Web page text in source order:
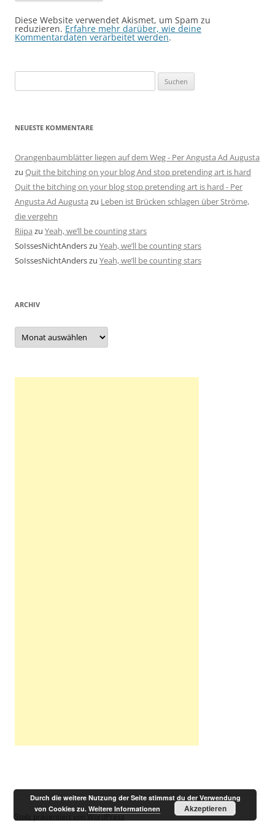
Diese Website verwendet Akismet, um Spam zu
reduzieren. Erfahre mehr darüber, wie deine
Kommentardaten verarbeitet werden.
nach:
NEUESTE KOMMENTARE
Orangenbaumblätter liegen auf dem Weg - Per Angusta Ad Augusta
zu Quit the bitching on your blog And stop pretending art is hard
Quit the bitching on your blog stop pretending art is hard - Per
Angusta Ad Augusta zu Leben ist Brücken schlagen über Ströme,
die vergehn
Riipa zu Yeah, we’ll be counting stars
SoIssesNichtAnderszu Yeah, we’ll be counting stars
SoIssesNichtAnderszu Yeah, we’ll be counting stars
ARCHIV
Archiv
Stolz präsentiert von WordPress
Durch die weitere Nutzung der Seite stimmst du der Verwendung
von Cookies zu.Weitere Informationen Akzeptieren